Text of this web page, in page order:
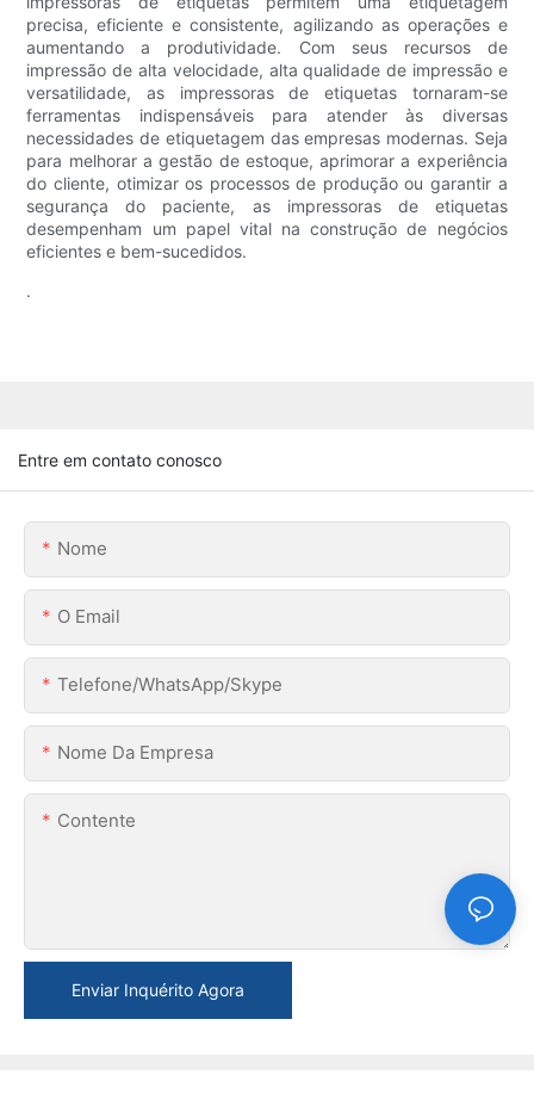
precisa, eficiente e consistente, agilizando as operações e
aumentando a produtividade. Com seus recursos de
impressão de alta velocidade, alta qualidade de impressão e
versatilidade, as impressoras de etiquetas tornaram-se
ferramentas indispensáveis ​​para atender às diversas
necessidades de etiquetagem das empresas modernas. Seja
para melhorar a gestão de estoque, aprimorar a experiência
do cliente, otimizar os processos de produção ou garantir a
segurança do paciente, as impressoras de etiquetas
desempenham um papel vital na construção de negócios
eficientes e bem-sucedidos.
.
Entre em contato conosco
Nome
O Email
Telefone/WhatsApp/Skype
Nome Da Empresa
Contente
Enviar Inquérito Agora